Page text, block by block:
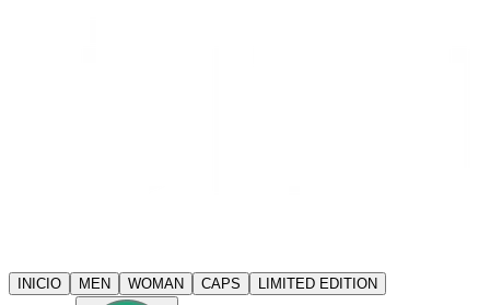
INICIO MEN WOMAN CAPS LIMITED EDITION